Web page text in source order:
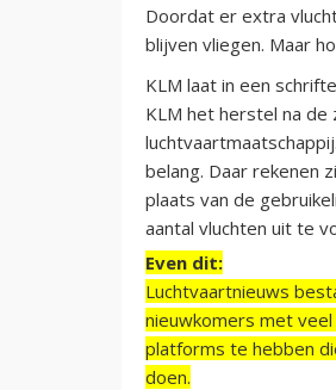
Doordat er extra
blijven vliegen. Maar
KLM laat in een
KLM het herstel na
belang. Daar rekenen
plaats van de
aantal vluchten uit te
Even dit:
Luchtvaartnieuws
nieuwkomers met
platforms te hebben
doen.